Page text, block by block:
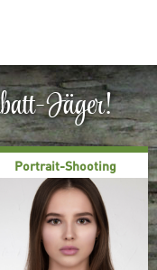
Jäger!
Portrait-Shooting